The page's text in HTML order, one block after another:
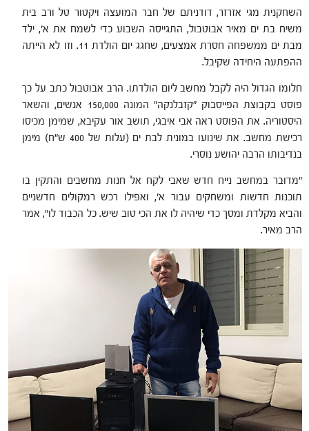
השחקנית מגי אזרזר, דודניתם של חבר המועצה ויקטור טל ורב בית
משיח בת ים מאיר אבוטבול, התגייסה השבוע כדי לשמח את א', ילד
מבת ים ממשפחה חסרת אמצעים, שחגג יום הולדת 11. וזו לא הייתה
ההפתעה היחידה שקיבל.
חלומו הגדול היה לקבל מחשב ליום הולדתו. הרב אבוטבול כתב על כך
פוסט בקבוצת הפייסבוק "קזבלנקה" המונה 150,000 אנשים, והשאר
היסטוריה. את הפוסט ראה אבי איבגי, תושב אור עקיבא, שמימן מכיסו
רכישת מחשב. את שינועו במונית לבת ים (עלות של 400 ש"ח) מימן
בנדיבותו הרבה יהושע נוסרי.
"מדובר במחשב נייח חדש שאבי לקח אל חנות מחשבים והתקין בו
תוכנות חדשות ומשחקים עבור א', ואפילו רכש רמקולים חדשניים
והביא מקלדת ומסך כדי שיהיה לו את הכי טוב שיש. כל הכבוד לו", אמר
הרב מאיר.